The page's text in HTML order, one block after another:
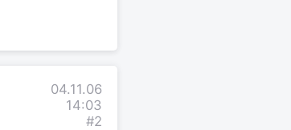
04.11.06
14:03
#2